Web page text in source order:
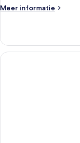
Meer informatie
Meer